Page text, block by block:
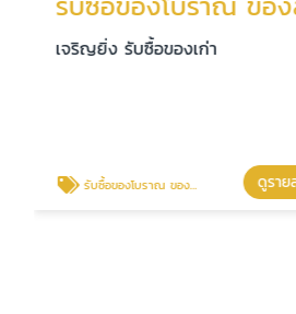
เจริญยิ่ง รับซื้อของเก่า
รับซื้อของโบราณ ของสะสม ดูราย